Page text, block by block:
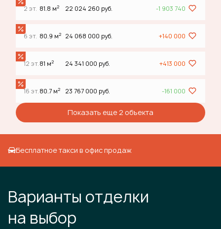
2 эт. 81.8 м2 22 024 260 руб. -1 903 740
6 эт. 80.9 м2 24 068 000 руб. +140 000
12 эт.81 м2 24 341 000 руб. +413 000
16 эт.80.7 м2 23 767 000 руб. -161 000
Показать еще 2 объектa
Бесплатное такси в офис продаж
Варианты отделки
на выбор